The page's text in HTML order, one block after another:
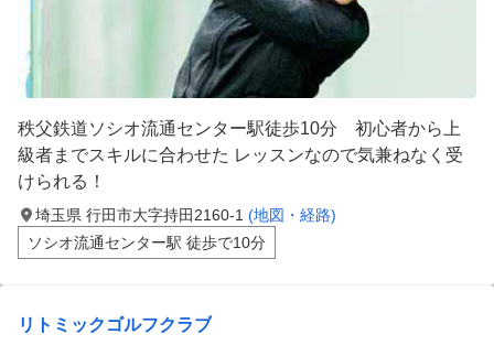
秩父鉄道ソシオ流通センター駅徒歩10分 初心者から上
級者までスキルに合わせた レッスンなので気兼ねなく受
けられる！
埼玉県 行田市大字持田2160-1 (地図・経路)
ソシオ流通センター駅 徒歩で10分
リトミックゴルフクラブ